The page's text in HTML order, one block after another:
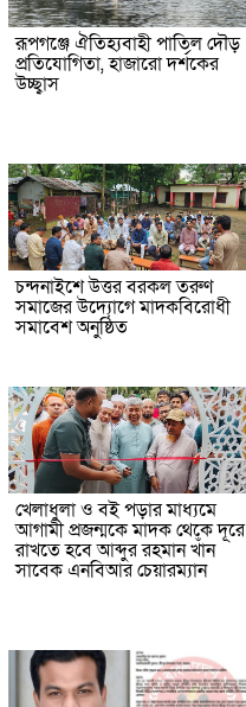
রূপগঞ্জে ঐতিহ্যবাহী পাতিল দৌড়
প্রতিযোগিতা, হাজারো দর্শকের
উচ্ছ্বাস
চন্দনাইশে উত্তর বরকল তরুণ
সমাজের উদ্যোগে মাদকবিরোধী
সমাবেশ অনুষ্ঠিত
খেলাধুলা ও বই পড়ার মাধ্যমে
আগামী প্রজন্মকে মাদক থেকে দূরে
রাখতে হবে আব্দুর রহমান খাঁন
সাবেক এনবিআর চেয়ারম্যান